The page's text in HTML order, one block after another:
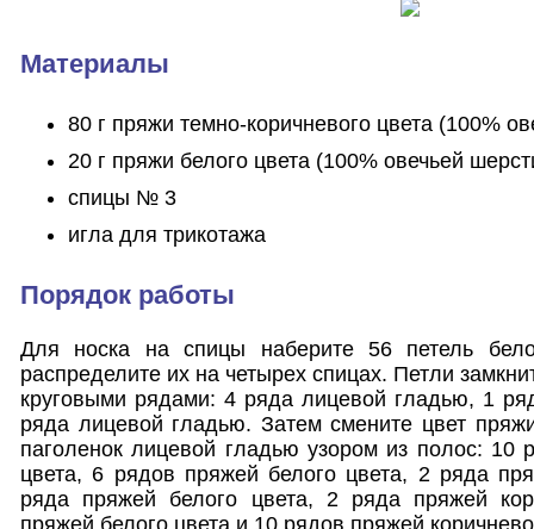
Материалы
80 г пряжи темно-коричневого цвета (100%
20 г пряжи белого цвета (100% овечьей
спицы № 3
игла для трикотажа
Порядок работы
Для носка на спицы наберите 56 петель
распределите их на четырех спицах. Петли
круговыми рядами: 4 ряда лицевой гладью, 1
ряда лицевой гладью. Затем смените цвет
паголенок лицевой гладью узором из полос: 10
цвета, 6 рядов пряжей белого цвета, 2 ряда
ряда пряжей белого цвета, 2 ряда пряжей
пряжей белого цвета и 10 рядов пряжей